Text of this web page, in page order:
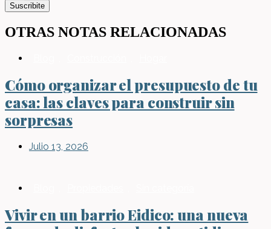
Suscribite
OTRAS NOTAS RELACIONADAS
Cómo organizar el presupuesto de tu
casa: las claves para construir sin
sorpresas
Julio 13, 2026
Vivir en un barrio Eidico: una nueva